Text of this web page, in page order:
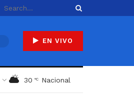
EN VIVO
30 °C Nacional